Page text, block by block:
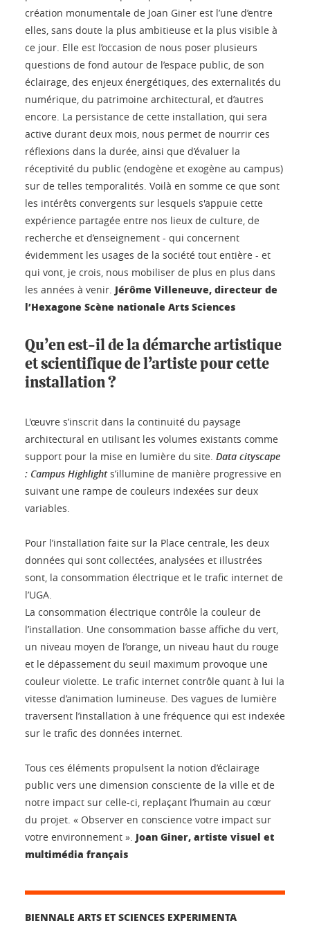
création monumentale de Joan Giner est l’une d’entre
elles, sans doute la plus ambitieuse et la plus visible à
ce jour. Elle est l’occasion de nous poser plusieurs
questions de fond autour de l’espace public, de son
éclairage, des enjeux énergétiques, des externalités du
numérique, du patrimoine architectural, et d’autres
encore. La persistance de cette installation, qui sera
active durant deux mois, nous permet de nourrir ces
réflexions dans la durée, ainsi que d’évaluer la
réceptivité du public (endogène et exogène au campus)
sur de telles temporalités. Voilà en somme ce que sont
les intérêts convergents sur lesquels s'appuie cette
expérience partagée entre nos lieux de culture, de
recherche et d’enseignement - qui concernent
évidemment les usages de la société tout entière - et
qui vont, je crois, nous mobiliser de plus en plus dans
les années à venir. Jérôme Villeneuve, directeur de
l’Hexagone Scène nationale Arts Sciences
Qu’en est-il de la démarche artistique
et scientifique de l’artiste pour cette
installation ?
L'œuvre s’inscrit dans la continuité du paysage
architectural en utilisant les volumes existants comme
support pour la mise en lumière du site. Data cityscape
: Campus Highlights’illumine de manière progressive en
suivant une rampe de couleurs indexées sur deux
variables.
Pour l’installation faite sur la Place centrale, les deux
données qui sont collectées, analysées et illustrées
sont, la consommation électrique et le trafic internet de
l’UGA.
La consommation électrique contrôle la couleur de
l’installation. Une consommation basse affiche du vert,
un niveau moyen de l’orange, un niveau haut du rouge
et le dépassement du seuil maximum provoque une
couleur violette. Le trafic internet contrôle quant à lui la
vitesse d’animation lumineuse. Des vagues de lumière
traversent l’installation à une fréquence qui est indexée
sur le trafic des données internet.
Tous ces éléments propulsent la notion d’éclairage
public vers une dimension consciente de la ville et de
notre impact sur celle-ci, replaçant l’humain au cœur
du projet. « Observer en conscience votre impact sur
votre environnement ». Joan Giner, artiste visuel et
multimédia français
BIENNALE ARTS ET SCIENCES EXPERIMENTA